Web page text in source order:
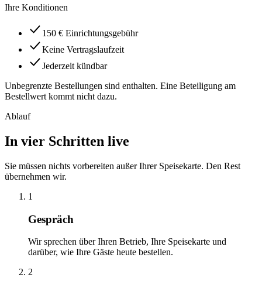
Ihre Konditionen
150 € Einrichtungsgebühr
Keine Vertragslaufzeit
Jederzeit kündbar
Unbegrenzte Bestellungen sind enthalten. Eine Beteiligung am
Bestellwert kommt nicht dazu.
Ablauf
In vier Schritten live
Sie müssen nichts vorbereiten außer Ihrer Speisekarte. Den Rest
übernehmen wir.
1
Gespräch
Wir sprechen über Ihren Betrieb, Ihre Speisekarte und
darüber, wie Ihre Gäste heute bestellen.
2